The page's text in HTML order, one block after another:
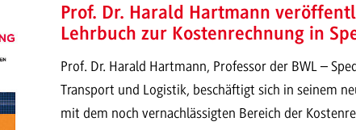
Prof. Dr. Harald Hartmann
Lehrbuch zur Kostenrechnung in
Prof. Dr. Harald Hartmann, Professor der BWL –
Transport und Logistik, beschäftigt sich in seinem
mit dem noch vernachlässigten Bereich der